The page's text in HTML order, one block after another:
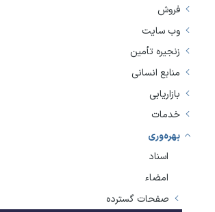
فروش
وب سایت
زنجیره تأمین
منابع انسانی
بازاریابی
خدمات
بهره‌وری
اسناد
امضاء
صفحات گسترده